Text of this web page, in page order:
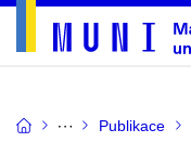
Publikace